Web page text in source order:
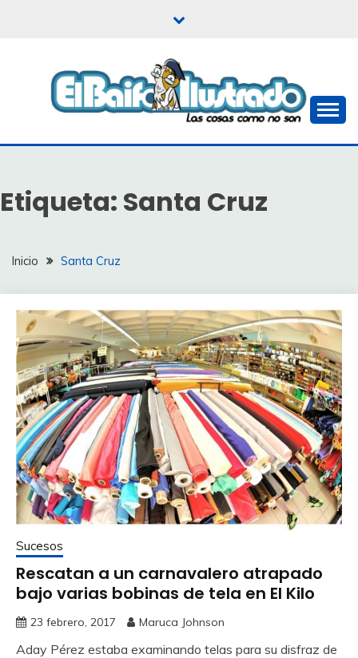
EL BAIFO ILUSTRADO
Etiqueta: Santa Cruz
Inicio Santa Cruz
Sucesos
Rescatan a un carnavalero atrapado
bajo varias bobinas de tela en El Kilo
23 febrero, 2017 Maruca Johnson
Aday Pérez estaba examinando telas para su disfraz de